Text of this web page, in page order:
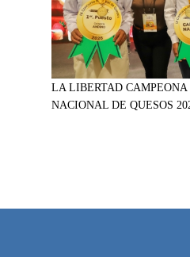
LA LIBERTAD CAMPEONA
NACIONAL DE QUESOS